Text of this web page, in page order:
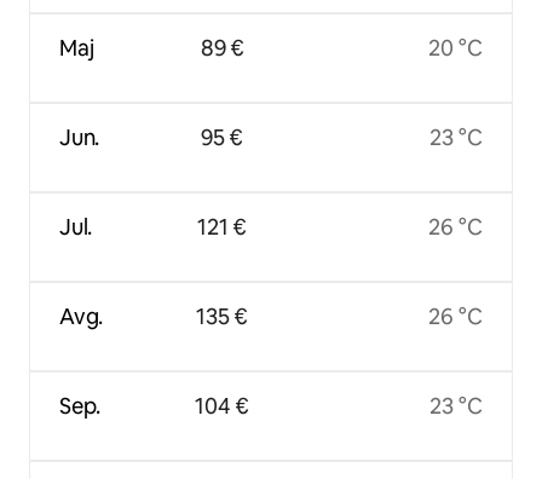
Maj
Jun.
Jul.
Avg.
Sep.
89 €
95 €
121 €
135 €
104 €
20 °C
23 °C
26 °C
26 °C
23 °C